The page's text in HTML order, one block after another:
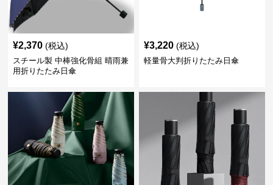
¥2,370 (税込)
スチール製 中棒強化骨組 晴雨兼
用折りたたみ日傘
¥3,220 (税込)
軽量骨大判折りたたみ日傘